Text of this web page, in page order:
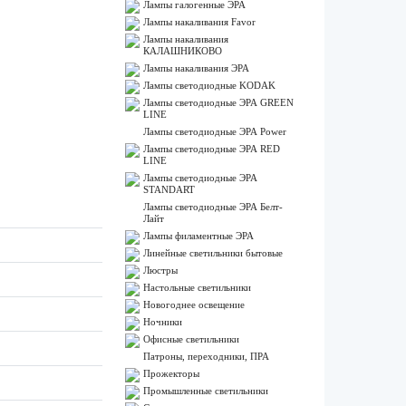
Лампы галогенные ЭРА
Лампы накаливания Favor
Лампы накаливания
КАЛАШНИКОВО
Лампы накаливания ЭРА
Лампы светодиодные KODAK
Лампы светодиодные ЭРА GREEN
LINE
Лампы светодиодные ЭРА Power
Лампы светодиодные ЭРА RED
LINE
Лампы светодиодные ЭРА
STANDART
Лампы светодиодные ЭРА Белт-
Лайт
Лампы филаментные ЭРА
Линейные светильники бытовые
Люстры
Настольные светильники
Новогоднее освещение
Ночники
Офисные светильники
Патроны, переходники, ПРА
Прожекторы
Промышленные светильники